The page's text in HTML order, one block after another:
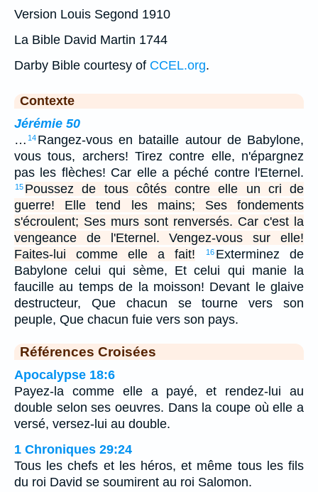
Version Louis Segond 1910
La Bible David Martin 1744
Darby Bible courtesy of CCEL.org.
Contexte
Jérémie 50
… 14 Rangez-vous en bataille autour de Babylone,
vous tous, archers! Tirez contre elle, n'épargnez
pas les flèches! Car elle a péché contre l'Eternel.
15 Poussez de tous côtés contre elle un cri de
guerre! Elle tend les mains; Ses fondements
s'écroulent; Ses murs sont renversés. Car c'est la
vengeance de l'Eternel. Vengez-vous sur elle!
Faites-lui comme elle a fait!
16 Exterminez de
Babylone celui qui sème, Et celui qui manie la
faucille au temps de la moisson! Devant le glaive
destructeur, Que chacun se tourne vers son
peuple, Que chacun fuie vers son pays.
Références Croisées
Apocalypse 18:6
Payez-la comme elle a payé, et rendez-lui au
double selon ses oeuvres. Dans la coupe où elle a
versé, versez-lui au double.
1 Chroniques 29:24
Tous les chefs et les héros, et même tous les fils
du roi David se soumirent au roi Salomon.